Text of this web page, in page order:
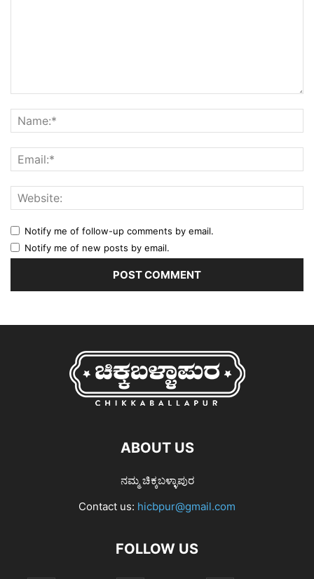
Notify me of follow-up comments by email.
Notify me of new posts by email.
ABOUT US
ನಮ್ಮ ಚಿಕ್ಕಬಳ್ಳಾಪುರ
Contact us: hicbpur@gmail.com
FOLLOW US